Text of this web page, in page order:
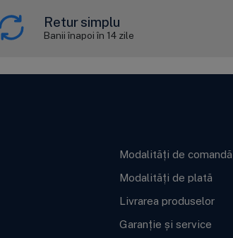
Retur simplu
Banii înapoi în 14 zile
Modalități de comandă
Modalități de plată
Livrarea produselor
Garanție și service